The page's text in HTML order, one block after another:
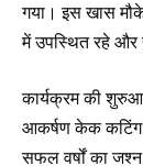
गया। इस खास
में उपस्थित रहे और
कार्यक्रम की
आकर्षण केक कटिंग
सफल वर्षों का